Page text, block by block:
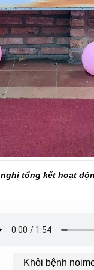
tổng kết hoạt
Khỏi bệnh